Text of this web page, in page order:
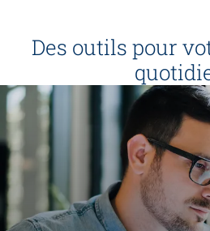
Des outils pour